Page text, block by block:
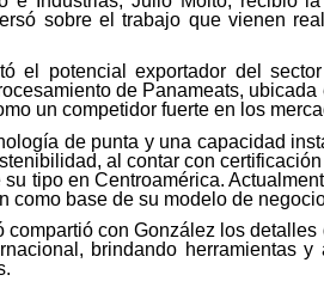
sobre el trabajo que vienen
el potencial exportador del
de Panameats,
un competidor fuerte en los
de punta y una capacidad
al contar con
tipo en Centroamérica.
como base de su modelo de
con González los
brindando herramientas